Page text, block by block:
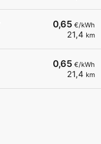
0,65 €/kWh
21,4 km
0,65 €/kWh
21,4 km